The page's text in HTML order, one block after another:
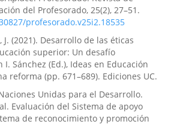
del Profesorado, 25(2), 27–51.
profesorado.v25i2.18535
J. (2021). Desarrollo de las éticas
superior: Un desafío
Sánchez (Ed.), Ideas en Educación
reforma (pp. 671–689). Ediciones UC.
Unidas para el Desarrollo.
Evaluación del Sistema de apoyo
de reconocimiento y promoción